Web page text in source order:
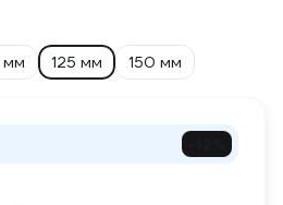
мм 125 мм 150 мм